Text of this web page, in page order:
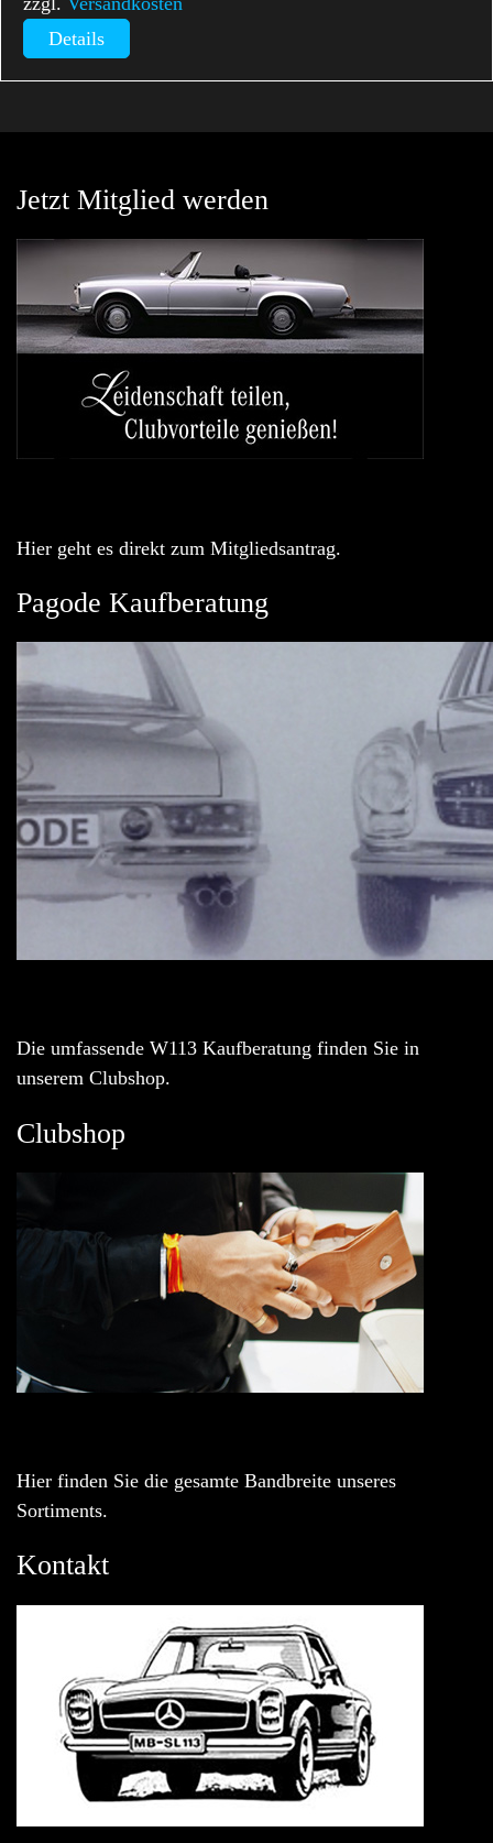
Details
Jetzt Mitglied werden
Hier geht es direkt zum Mitgliedsantrag.
Pagode Kaufberatung
Die umfassende W113 Kaufberatung finden Sie in
unserem Clubshop.
Clubshop
Hier finden Sie die gesamte Bandbreite unseres
Sortiments.
Kontakt